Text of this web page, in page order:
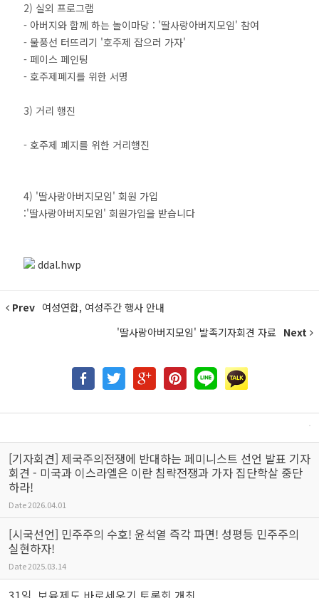
2) 실외 프로그램
- 아버지와 함께 하는 놀이마당 : '딸사랑아버지모임' 참여
- 물풍선 터뜨리기 '호주제 잡으러 가자'
- 페이스 페인팅
- 호주제폐지를 위한 서명
3) 거리 행진
- 호주제 폐지를 위한 거리행진
4) '딸사랑아버지모임' 회원 가입
:'딸사랑아버지모임' 회원가입을 받습니다
ddal.hwp
Prev 여성연합, 여성주간 행사 안내
'딸사랑아버지모임' 발족기자회견 자료 Next
[기자회견] 제국주의전쟁에 반대하는 페미니스트 선언 발표 기자
회견 - 미국과 이스라엘은 이란 침략전쟁과 가자 집단학살 중단
하라!
Date2026.04.01
[시국선언] 민주주의 수호! 윤석열 즉각 파면! 성평등 민주주의
실현하자!
Date2025.03.14